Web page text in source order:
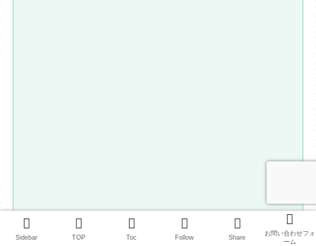
営業時間 １０：３０～１４：００
定休日 水曜日
Sidebar TOP Toc Follow Share
お問い合わせフォ
ーム